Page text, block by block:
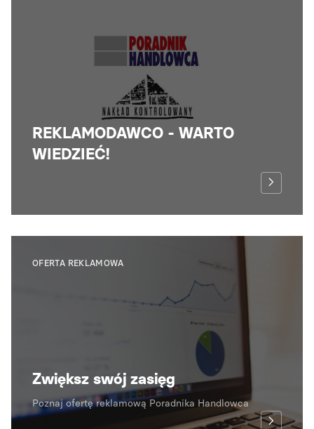
REKLAMODAWCO - WARTO
WIEDZIEĆ!
OFERTA REKLAMOWA
Zwiększ swój zasięg
Poznaj ofertę reklamową Poradnika Handlowca